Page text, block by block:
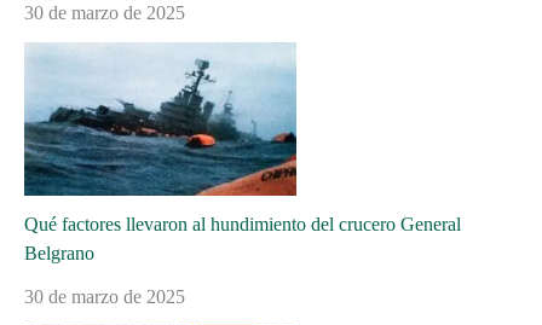
30 de marzo de 2025
Qué factores llevaron al hundimiento del crucero General
Belgrano
30 de marzo de 2025